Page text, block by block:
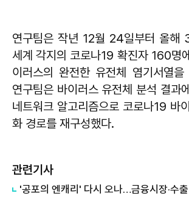
연구팀은 작년 12월 24일부터 올해
세계 각지의 코로나19 확진자 160명
이러스의 완전한 유전체 염기서열
연구팀은 바이러스 유전체 분석 결과
네트워크 알고리즘으로 코로나19 바
화 경로를 재구성했다.
관련기사
'공포의 엔캐리' 다시 오나…금융시장·수